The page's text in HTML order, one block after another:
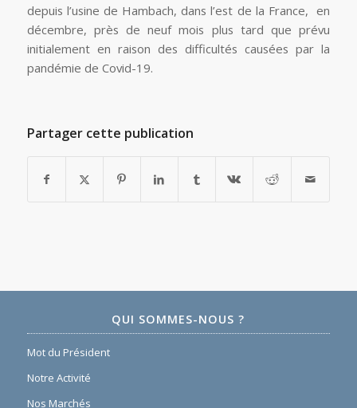
depuis l’usine de Hambach, dans l’est de la France, en
décembre, près de neuf mois plus tard que prévu
initialement en raison des difficultés causées par la
pandémie de Covid-19.
Partager cette publication
QUI SOMMES-NOUS ?
Mot du Président
Notre Activité
Nos Marchés